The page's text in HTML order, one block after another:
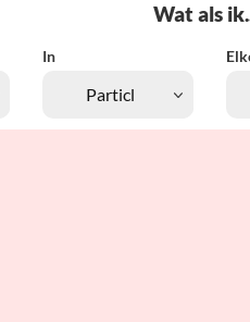
Wat als
In